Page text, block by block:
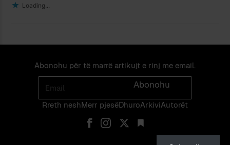
Loading...
Abonohu për të marrë artikujt e rinj me email.
Email
Abonohu
Rreth neshMerr pjes​​ë​DhuroArkiviAutorët